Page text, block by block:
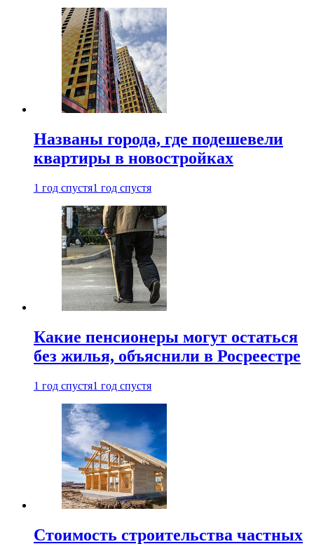
Названы города, где подешевели
квартиры в новостройках
1 год спустя1 год спустя
Какие пенсионеры могут остаться
без жилья, объяснили в Росреестре
1 год спустя1 год спустя
Стоимость строительства частных